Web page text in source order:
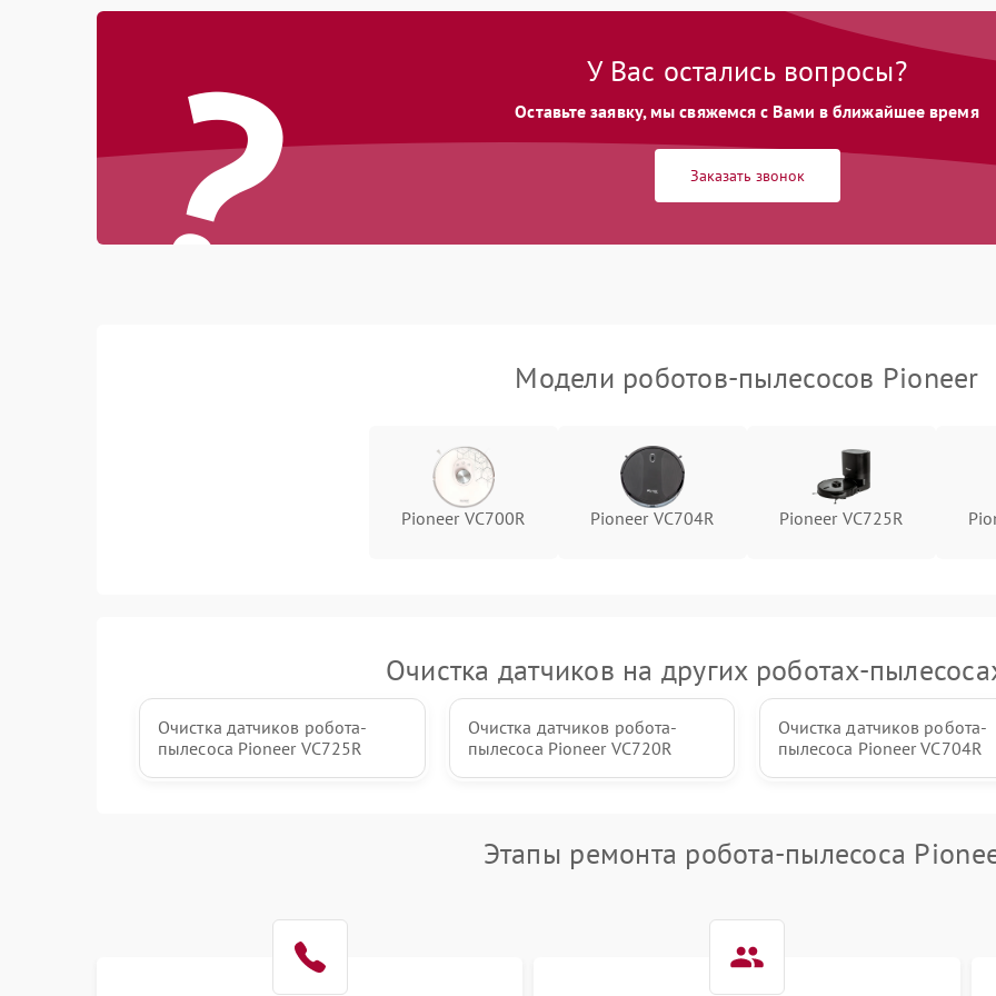
Проблемы с механикой
Режим работы
Программные сбои
? У Вас остались вопросы?
Оставьте заявку, мы свяжемся с Вами в ближайшее время
Заказать звонок
Модели роботов-пылесосов Pioneer
Pioneer VC700R Pioneer VC704R Pioneer VC725R
Очистка датчиков на других роботах-
Очистка датчиков робота-
пылесоса Pioneer VC725R
Очистка датчиков робота-
пылесоса Pioneer VC720R
Очистка датчиков робота-
пылесоса Pioneer VC704R
Этапы ремонта робота-пылесоса